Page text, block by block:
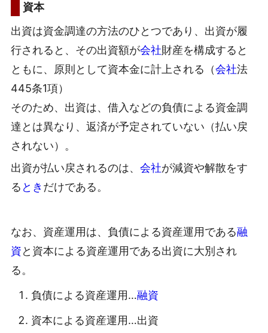
資本
出資は資金調達の方法のひとつであり、出資が履
行されると、その出資額が会社財産を構成すると
ともに、原則として資本金に計上される（会社法
445条1項）
そのため、出資は、借入などの負債による資金調
達とは異なり、返済が予定されていない（払い戻
されない）。
出資が払い戻されるのは、 会社が減資や解散をす
る とき だけである。
なお、資産運用は、負債による資産運用である融
資と資本による資産運用である出資に大別され
る。
負債による資産運用…融資
資本による資産運用…出資